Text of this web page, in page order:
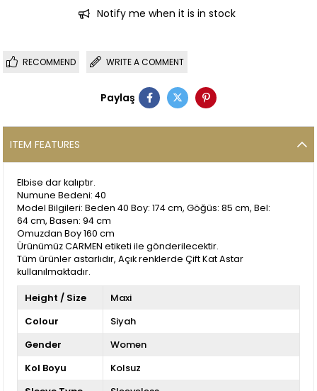
Notify me when it is in stock
RECOMMEND WRITE A COMMENT
Paylaş
ITEM FEATURES
Elbise dar kalıptır.
Numune Bedeni: 40
Model Bilgileri: Beden 40 Boy: 174 cm, Göğüs: 85 cm, Bel:
64 cm, Basen: 94 cm
Omuzdan Boy 160 cm
Ürünümüz CARMEN etiketi ile gönderilecektir.
Tüm ürünler astarlıdır, Açık renklerde Çift Kat Astar
kullanılmaktadır.
Height / Size
Maxi
Colour
Siyah
Gender
Women
Kol Boyu
Kolsuz